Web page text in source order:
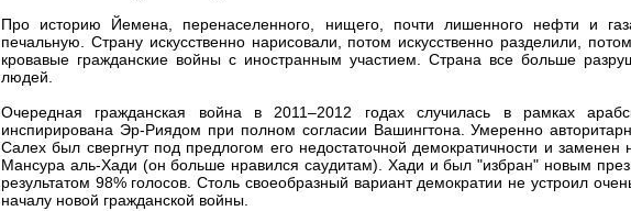
Про историю Йемена, перенаселенного, нищего, почти лишенного нефти и
печальную. Страну искусственно нарисовали, потом искусственно разделили,
кровавые гражданские войны с иностранным участием. Страна все больше
людей.
Очередная гражданская война в 2011–2012 годах случилась в рамках
инспирирована Эр-Риядом при полном согласии Вашингтона. Умеренно
Салех был свергнут под предлогом его недостаточной демократичности и
Мансура аль-Хади (он больше нравился саудитам). Хади и был "избран" новым
результатом 98% голосов. Столь своеобразный вариант демократии не устроил
началу новой гражданской войны.